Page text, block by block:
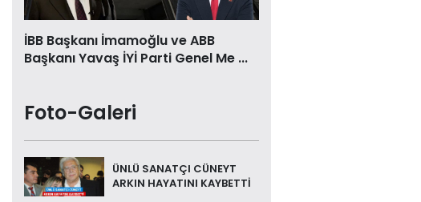
İBB Başkanı İmamoğlu ve ABB
Başkanı Yavaş İYİ Parti Genel Me ...
Foto-Galeri
ÜNLÜ SANATÇI CÜNEYT
ARKIN HAYATINI KAYBETTİ